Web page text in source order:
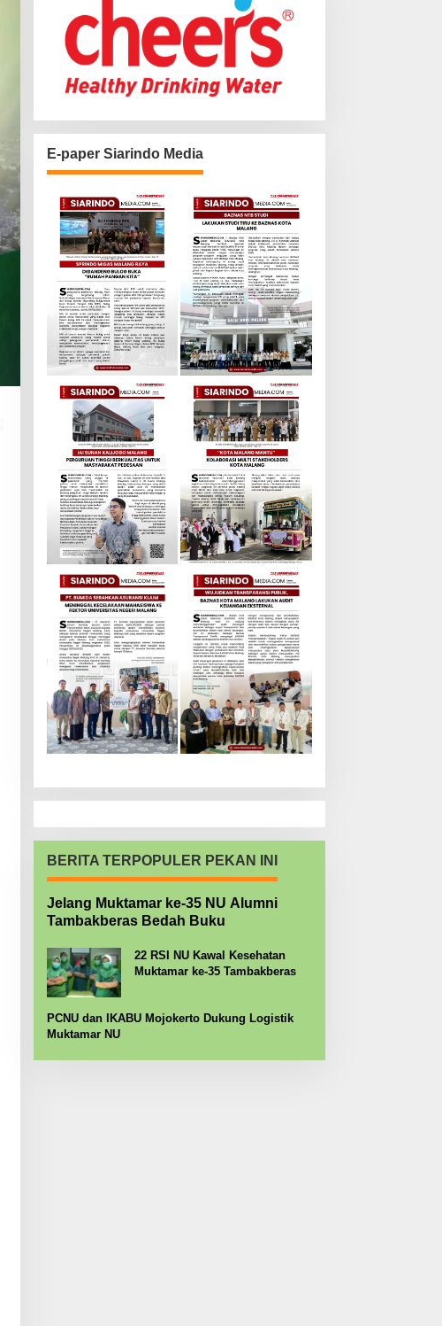
E-paper Siarindo Media
BERITA TERPOPULER PEKAN INI
Jelang Muktamar ke-35 NU Alumni
Tambakberas Bedah Buku
22 RSI NU Kawal Kesehatan
Muktamar ke-35 Tambakberas
PCNU dan IKABU Mojokerto Dukung Logistik
Muktamar NU